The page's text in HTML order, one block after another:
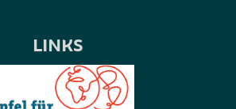
LINKS